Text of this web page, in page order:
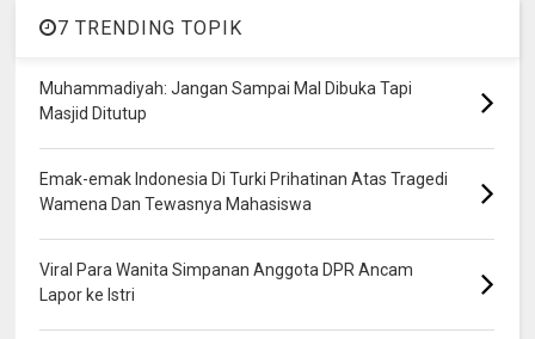
7 TRENDING TOPIK
Muhammadiyah: Jangan Sampai Mal Dibuka Tapi
Masjid Ditutup
Emak-emak Indonesia Di Turki Prihatinan Atas Tragedi
Wamena Dan Tewasnya Mahasiswa
Viral Para Wanita Simpanan Anggota DPR Ancam
Lapor ke Istri